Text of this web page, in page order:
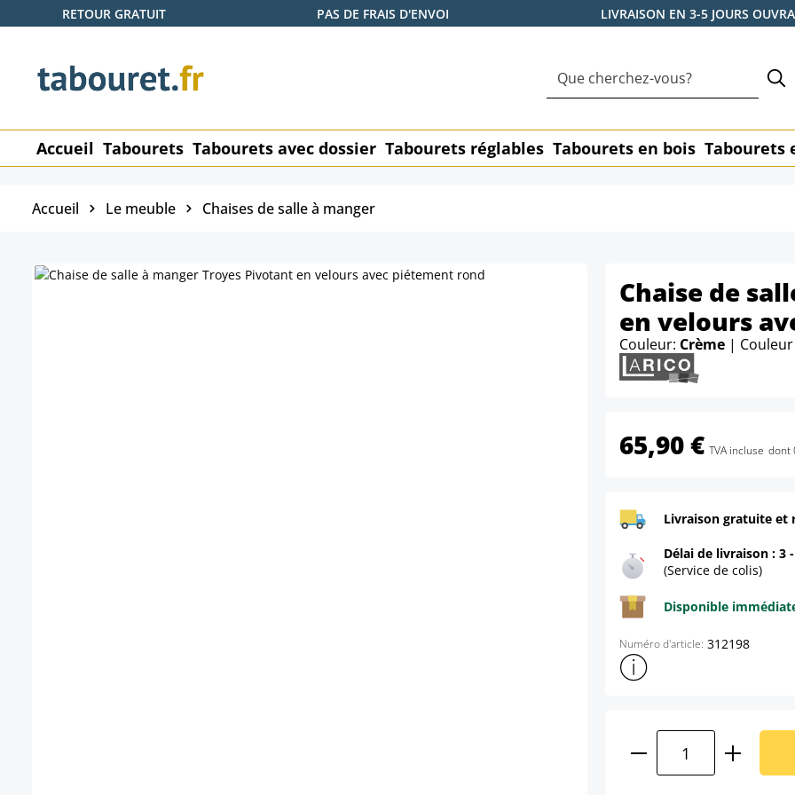
au contenu principal
Passer à la recherche
Passer à la navigation principale
RETOUR GRATUIT PAS DE FRAIS D'ENVOI LIVRAISON EN 3-5 JOURS
Accueil Tabourets Tabourets avec dossier Tabourets réglables Tabourets en bois Tabourets
Accueil Le meuble Chaises de salle à manger
Chaise de
en velours
Couleur: Crème |
65,90 € TVA incluse dont
Livraison gratuite et
Délai de livraison : 3
(Service de colis)
Disponible
Numéro d'article: 312198
Afficher plus d'informations
Quantité de